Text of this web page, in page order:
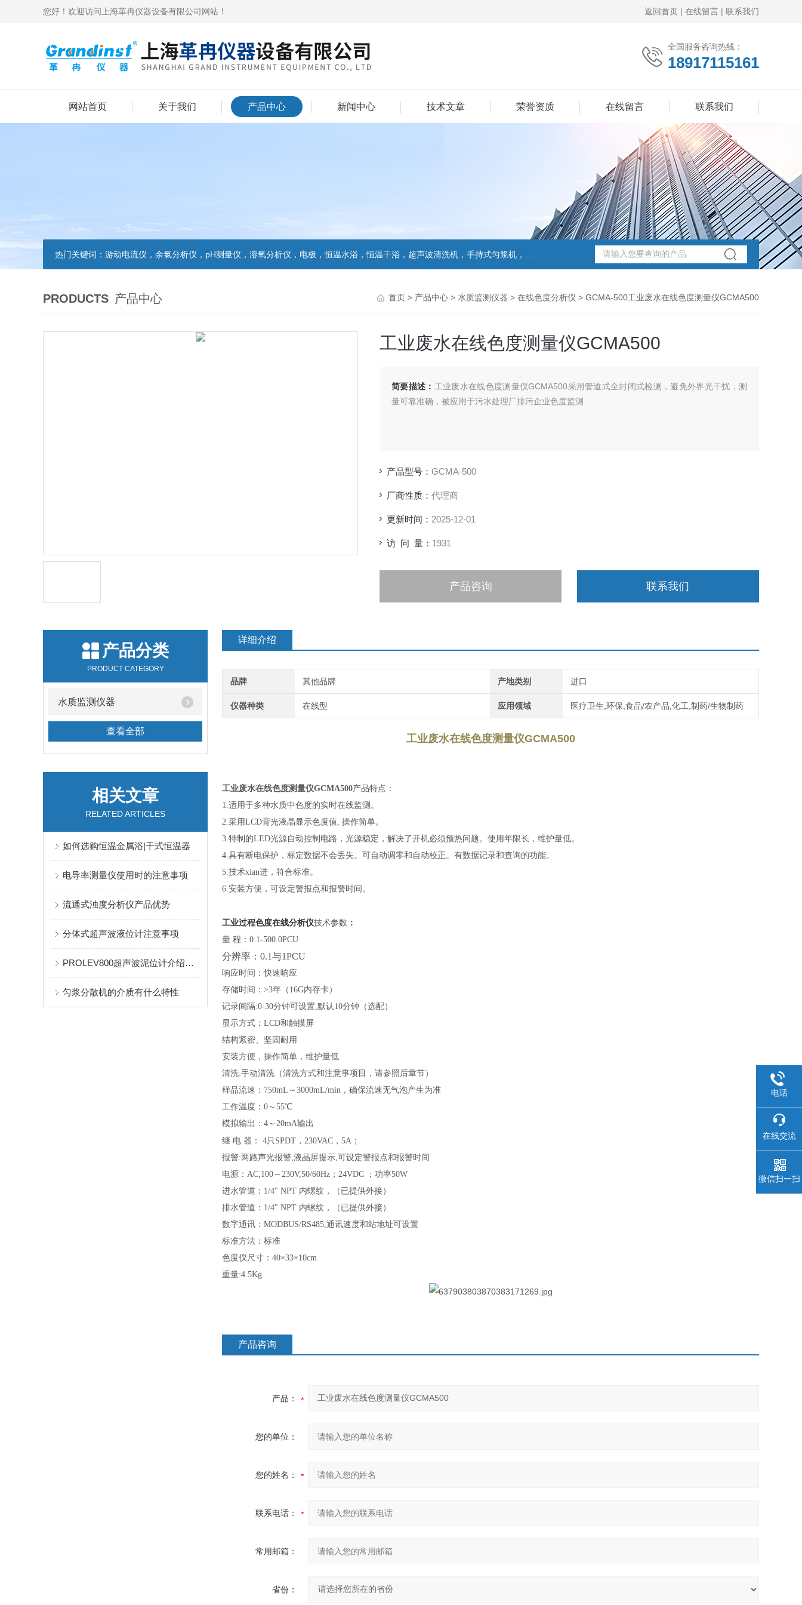
您好！欢迎访问上海革冉仪器设备有限公司网站！ 返回首页 | 在线留言 | 联系我们
全国服务咨询热线：
18917115161
网站首页 关于我们 产品中心 新闻中心 技术文章 荣誉资质 在线留言 联系我们
热门关键词： 游动电流仪，余氯分析仪，pH测量仪，溶氧分析仪，电极，恒温水浴，恒温干浴，超声波清洗机，手持式匀浆机，匀浆分散机,
PRODUCTS 产品中心 首页 > 产品中心 > 水质监测仪器 > 在线色度分析仪 > GCMA-500工业废水在线色度测量仪GCMA500
工业废水在线色度测量仪GCMA500
简要描述： 工业废水在线色度测量仪GCMA500采用管道式全封闭式检测，避免外界光干扰，测
量可靠准确，被应用于污水处理厂排污企业色度监测
产品型号： GCMA-500
厂商性质： 代理商
更新时间： 2025-12-01
访 问 量： 1931
产品咨询 联系我们
产品分类
PRODUCT CATEGORY
水质监测仪器
查看全部
相关文章
RELATED ARTICLES
如何选购恒温金属浴|干式恒温器
电导率测量仪使用时的注意事项
流通式浊度分析仪产品优势
分体式超声波液位计注意事项
PROLEV800超声波泥位计介绍及产品特征
匀浆分散机的介质有什么特性
详细介绍
品牌 其他品牌 产地类别 进口
仪器种类 在线型 应用领域 医疗卫生,环保,食品/农产品,化工,制药/生物制药
工业废水在线色度测量仪GCMA500
工业废水在线色度测量仪GCMA500产品特点：
1.适用于多种水质中色度的实时在线监测。
2.采用LCD背光液晶显示色度值, 操作简单。
3.特制的LED光源自动控制电路，光源稳定，解决了开机必须预热问题。使用年限长，维护量低。
4.具有断电保护，标定数据不会丢失。可自动调零和自动校正。有数据记录和查询的功能。
5.技术xian进，符合标准。
6.安装方便，可设定警报点和报警时间。
工业过程色度在线分析仪技术参数 ：
量 程： 0.1-500.0PCU
分辨率：0.1与1PCU
响应时间：快速响应
存储时间： >3年（ 16G内存卡）
记录间隔:0-30分钟可设置,默认 10分钟（选配）
显示方式：LCD和触摸屏
结构紧密、 坚固耐用
安装方便， 操作简单 ，维护量低
清洗:手动清洗（清洗方式和注意事项目，请参照后章节）
样品流速： 750mL ～ 3000mL/min ，确保流速无气泡产生为准
工作温度： 0 ～ 55℃
模拟输出： 4 ～ 20mA输出
继 电 器： 4只 SPDT ， 230VAC ， 5A ；
报警:两路声光报警,液晶屏提示,可设定警报点和报警时间
电源：AC,100 ～ 230V,50/60Hz ；24VDC ；功率50W
进水管道： 1/4" NPT 内螺纹，（已提供外接）
排水管道： 1/4" NPT 内螺纹，（已提供外接）
数字通讯： MODBUS/RS485,通讯速度和站地址可设置
标准方法：标准
色度仪尺寸： 40×33×10cm
重量:4.5Kg
产品咨询
产品：
您的单位：
您的姓名：
联系电话：
常用邮箱：
省份：
电话
在线交流
微信扫一扫